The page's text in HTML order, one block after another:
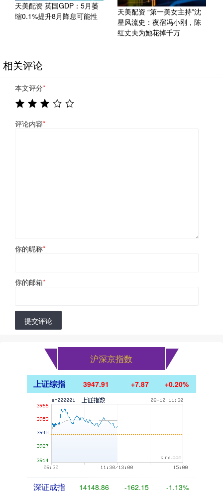
天美配资 英国GDP：5月萎
缩0.1%提升8月降息可能性
天美配资 “第一美女主持”沈
星风流史：夜宿冯小刚，陈
红丈夫为她花掉千万
相关评论
本文评分*
评论内容*
你的昵称*
你的邮箱*
提交评论
沪深京指数
上证综指 3947.91 +7.87 +0.20%
深证成指 14148.86 -162.15 -1.13%